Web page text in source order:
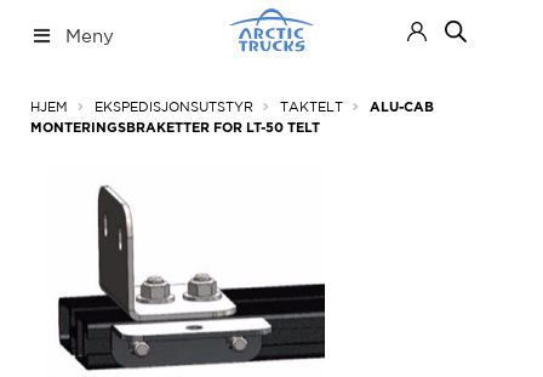
til
til
Meny
HJEM EKSPEDISJONSUTSTYR TAKTELT
ALU-CAB
MONTERINGSBRAKETTER FOR LT-50 TELT